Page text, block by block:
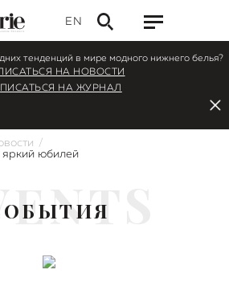
EN
тенденций в мире модного нижнего белья?
НА НОВОСТИ
НА ЖУРНАЛ
юбилей